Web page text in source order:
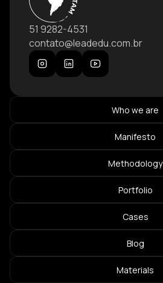
51 9282-4531
contato@leadedu.com.br
Who we are
Manifesto
Methodology
Portfolio
Cases
Blog
Materials